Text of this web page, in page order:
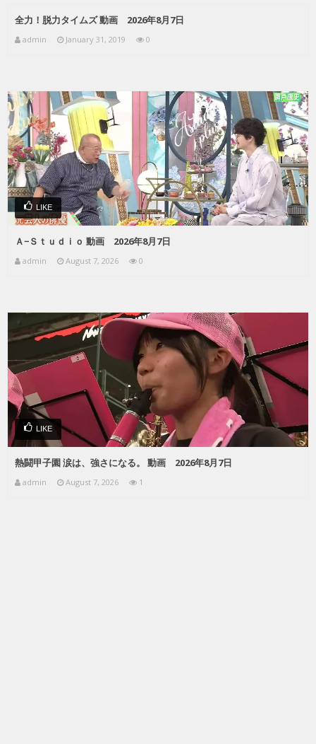
全力！脱力タイムズ 動画 2026年8月7日
admin January 31, 2019 0
LIKE
Ａ−Ｓｔｕｄｉｏ 動画 2026年8月7日
admin August 7, 2026 0
LIKE
熱闘甲子園 涙は、強さになる。 動画 2026年8月7日
admin August 7, 2026 1